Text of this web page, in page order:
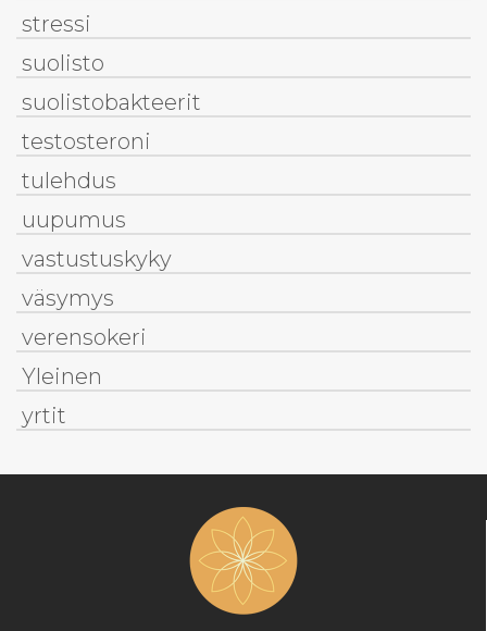
stressi
suolisto
suolistobakteerit
testosteroni
tulehdus
uupumus
vastustuskyky
väsymys
verensokeri
Yleinen
yrtit